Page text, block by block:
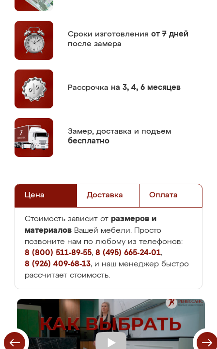
Сроки изготовления от 7 дней
после замера
Рассрочка на 3, 4, 6 месяцев
Замер, доставка и подъем
бесплатно
Цена Доставка Оплата
Стоимость зависит от размеров и
материалов Вашей мебели. Просто
позвоните нам по любому из телефонов:
8 (800) 511-89-55, 8 (495) 665-24-01,
8 (926) 409-68-13, и наш менеджер быстро
рассчитает стоимость.